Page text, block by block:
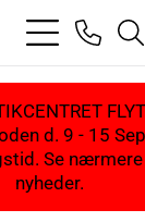
bars
light
phone
d. 9 - 15
Se
nyheder.